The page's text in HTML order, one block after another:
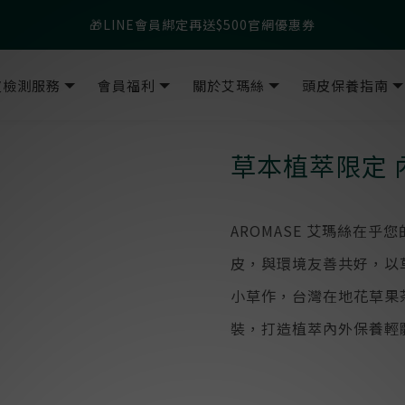
父親節爸氣寵愛👔暖心組合限時優惠◤前往選購❤️◢
🎁LINE會員綁定再送$500官網優惠券
測服務 會員福利 關於艾瑪絲 頭皮保養指南
草本植萃限定
AROMASE 艾瑪絲在乎
皮，與環境友善共好，
小草作，台灣在地花草
裝，打造植萃內外保養輕